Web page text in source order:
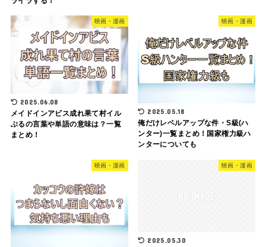
映画・漫画
2025.06.08
メイドインアビス成れ果て村イル
ぶるの言葉や単語の意味は？一覧
まとめ！
映画・漫画
2025.05.18
俺だけレベルアップな件・S級(ハ
ンター)一覧まとめ！国家権力級ハ
ンターについても
映画・漫画 映画・漫画
2025.05.30